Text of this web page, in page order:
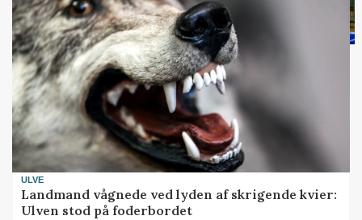
ULVE
Landmand vågnede ved lyden af skrigende kvier:
Ulven stod på foderbordet